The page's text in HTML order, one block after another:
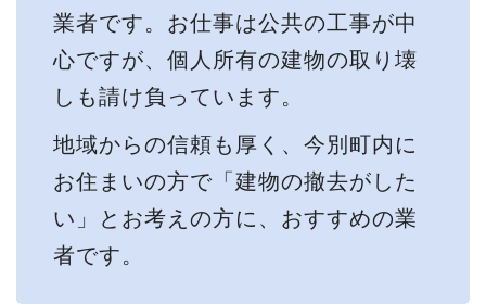
業者です。お仕事は公共の工事が中
心ですが、個人所有の建物の取り壊
しも請け負っています。
地域からの信頼も厚く、今別町内に
お住まいの方で「建物の撤去がした
い」とお考えの方に、おすすめの業
者です。